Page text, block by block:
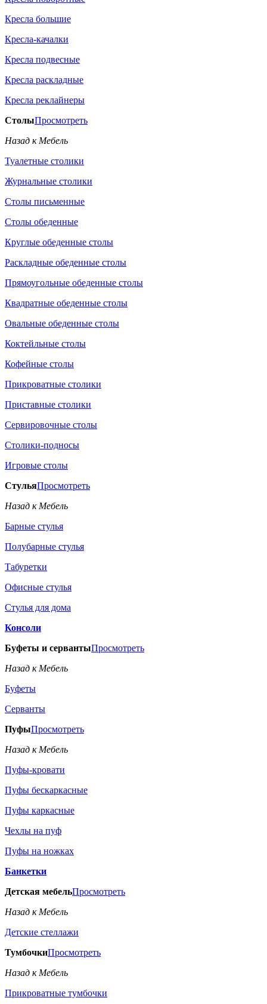
Кресла большие
Кресла-качалки
Кресла подвесные
Кресла раскладные
Кресла реклайнеры
СтолыПросмотреть
Назад к Мебель
Туалетные столики
Журнальные столики
Столы письменные
Столы обеденные
Круглые обеденные столы
Раскладные обеденные столы
Прямоугольные обеденные столы
Квадратные обеденные столы
Овальные обеденные столы
Коктейльные столы
Кофейные столы
Прикроватные столики
Приставные столики
Сервировочные столы
Столики-подносы
Игровые столы
СтульяПросмотреть
Назад к Мебель
Барные стулья
Полубарные стулья
Табуретки
Офисные стулья
Стулья для дома
Консоли
Буфеты и сервантыПросмотреть
Назад к Мебель
Буфеты
Серванты
ПуфыПросмотреть
Назад к Мебель
Пуфы-кровати
Пуфы бескаркасные
Пуфы каркасные
Чехлы на пуф
Пуфы на ножках
Банкетки
Детская мебельПросмотреть
Назад к Мебель
Детские стеллажи
ТумбочкиПросмотреть
Назад к Мебель
Прикроватные тумбочки